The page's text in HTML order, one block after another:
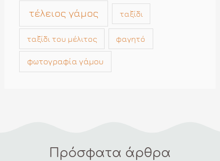
τέλειος γάμος ταξίδι
ταξίδι του μέλιτος φαγητό
φωτογραφία γάμου
Πρόσφατα άρθρα